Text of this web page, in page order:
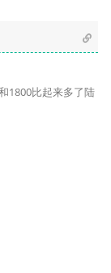
1800比起来多了陆